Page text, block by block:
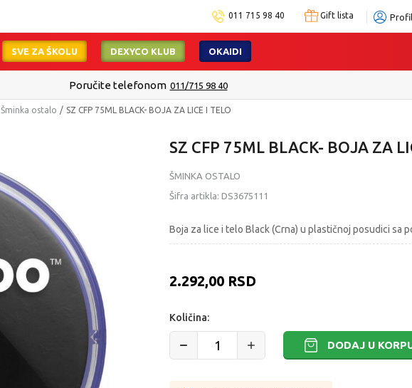
011 715 98 40 Gift lista Profil
SVE ZA ŠKOLU DEXYCO KLUB OKAIDI
Poručite telefonom 011/715 98 40
Šminka ostalo SZ CFP 75ML BLACK- BOJA ZA LICE I TELO
SZ CFP 75ML BLACK- BOJA ZA
ŠMINKA OSTALO
Šifra artikla: DS3675111
Boja za lice i telo Black (Crna) u plastičnoj posudici sa
2.292,00 RSD
Količina:
DODAJ U